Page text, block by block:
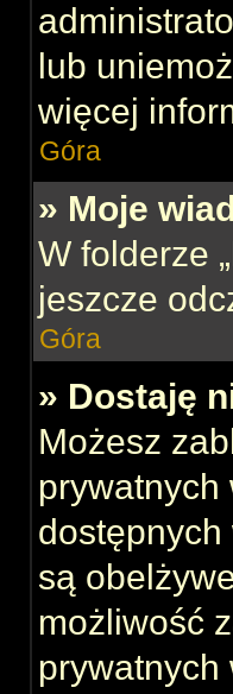
lub
więcej
Góra
» Moje
W folderze
jeszcze
Góra
» Dostaję
Możesz
prywatnych
są
możliwość
prywatnych